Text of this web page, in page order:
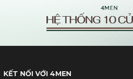
KẾT NỐI VỚI 4MEN